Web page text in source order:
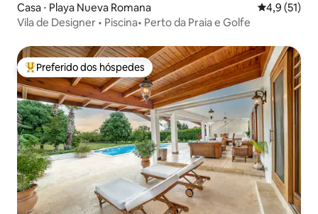
Casa ⋅ Playa Nueva Romana 4,9 de uma
4,9 (51)
Vila de Designer • Piscina• Perto da Praia e Golfe
Entre os melhores preferidos dos hóspedes
Preferido dos hóspedes